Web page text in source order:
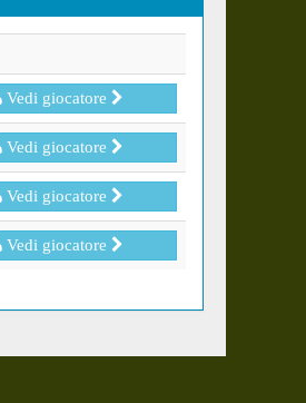
Vedi giocatore
Vedi giocatore
Vedi giocatore
Vedi giocatore